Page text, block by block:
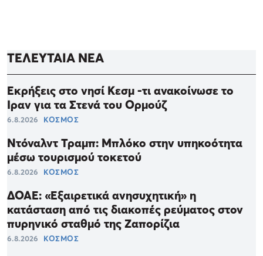
ΤΕΛΕΥΤΑΙΑ ΝΕΑ
Εκρήξεις στο νησί Κεσμ -τι ανακοίνωσε το
Ιραν για τα Στενά του Ορμούζ
6.8.2026 ΚΟΣΜΟΣ
Ντόναλντ Τραμπ: Μπλόκο στην υπηκοότητα
μέσω τουρισμού τοκετού
6.8.2026 ΚΟΣΜΟΣ
ΔΟΑΕ: «Εξαιρετικά ανησυχητική» η
κατάσταση από τις διακοπές ρεύματος στον
πυρηνικό σταθμό της Ζαπορίζια
6.8.2026 ΚΟΣΜΟΣ